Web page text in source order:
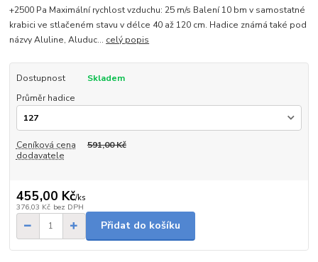
+2500 Pa Maximální rychlost vzduchu: 25 m/s Balení 10 bm v samostatné
krabici ve stlačeném stavu v délce 40 až 120 cm. Hadice známá také pod
názvy Aluline, Aluduc... celý popis
Dostupnost
Skladem
Průměr hadice
Ceníková cena
dodavatele
591,00 Kč
455,00 Kč/ks
376,03 Kč bez DPH
Přidat do košíku